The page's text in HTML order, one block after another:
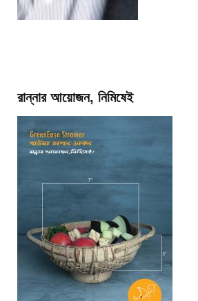
রান্নার আয়োজন, নিমিষেই